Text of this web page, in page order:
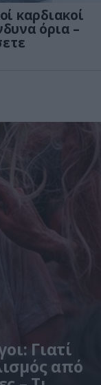
καρδιακοί
όρια –
Γιατί
από